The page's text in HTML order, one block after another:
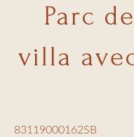
Parc
villa
83119000162SB